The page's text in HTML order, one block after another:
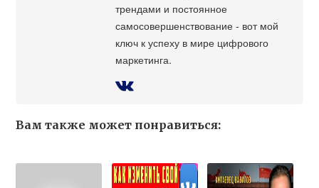
трендами и постоянное
самосовершенствование - вот мой
ключ к успеху в мире цифрового
маркетинга.
Вам также может понравиться: